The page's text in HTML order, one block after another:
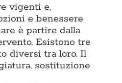
vigenti e,
e benessere
è partire dalla
Esistono tre
diversi tra loro. Il
sostituzione